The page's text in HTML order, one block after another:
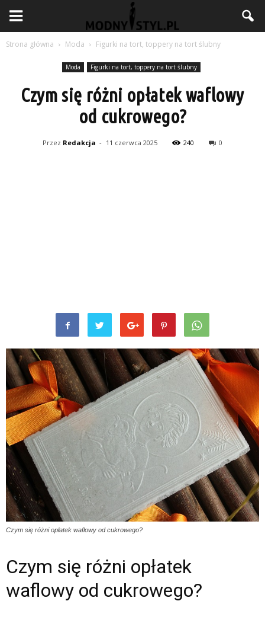
Strona główna Moda Figurki na tort, toppery na tort ślubny
Moda Figurki na tort, toppery na tort ślubny
Czym się różni opłatek waflowy
od cukrowego?
Przez Redakcja - 11 czerwca 2025 240 0
Czym się różni opłatek waflowy od cukrowego?
Czym się różni opłatek
waflowy od cukrowego?